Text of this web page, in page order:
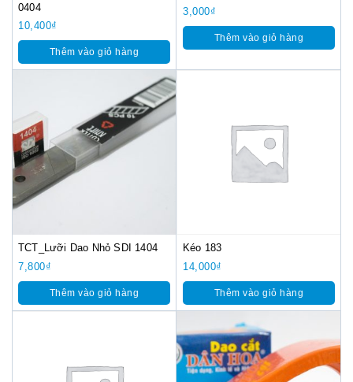
0404
10,400₫
Thêm vào giỏ hàng
3,000₫
Thêm vào giỏ hàng
TCT_Lưỡi Dao Nhỏ SDI 1404
7,800₫
Thêm vào giỏ hàng
Kéo 183
14,000₫
Thêm vào giỏ hàng